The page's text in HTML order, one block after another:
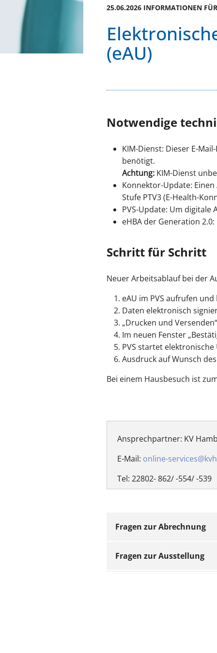
25.06.2026 INFORMATIONEN
(eAU)
Notwendige
KIM-Dienst: Dieser E-
benötigt.
Achtung: KIM-Dienst
Konnektor-Update:
Stufe PTV3 (E-Health-
PVS-Update: Um digitale
eHBA der Generation
Schritt für Schritt
Neuer Arbeitsablauf bei der
eAU im PVS aufrufen
Daten elektronisch
„Drucken und
Im neuen Fenster
PVS startet
Ausdruck auf Wunsch
Bei einem Hausbesuch ist
Ansprechpartner: KV
E-Mail: online-
Tel: 22802- 862/ -554/ -539
Fragen zur Abrechnung
Fragen zur Ausstellung